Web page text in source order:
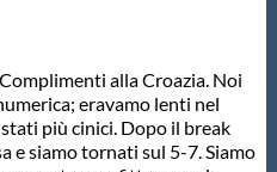
alla Croazia. Noi
eravamo lenti nel
più cinici. Dopo il break
e siamo tornati sul 5-7. Siamo